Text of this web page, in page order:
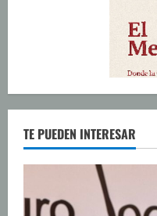
TE PUEDEN INTERESAR